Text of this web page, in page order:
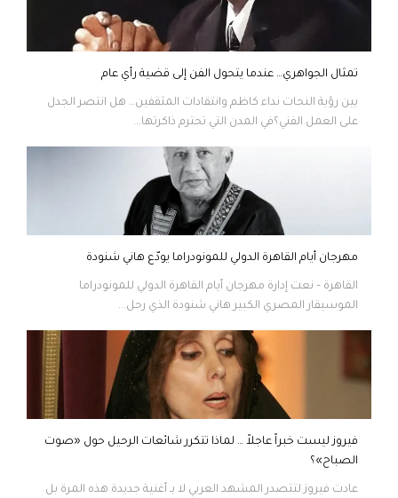
تمثال الجواهري… عندما يتحول الفن إلى قضية رأي عام
بين رؤية النحات نداء كاظم وانتقادات المثقفين… هل انتصر الجدل
على العمل الفني؟في المدن التي تحترم ذاكرتها...
مهرجان أيام القاهرة الدولي للمونودراما يودّع هاني شنودة
القاهرة – نعت إدارة مهرجان أيام القاهرة الدولي للمونودراما
الموسيقار المصري الكبير هاني شنودة الذي رحل...
فيروز ليست خبراً عاجلاً … لماذا تتكرر شائعات الرحيل حول «صوت
الصباح»؟
عادت فيروز لتتصدر المشهد العربي لا بـ أغنية جديدة هذه المرة بل